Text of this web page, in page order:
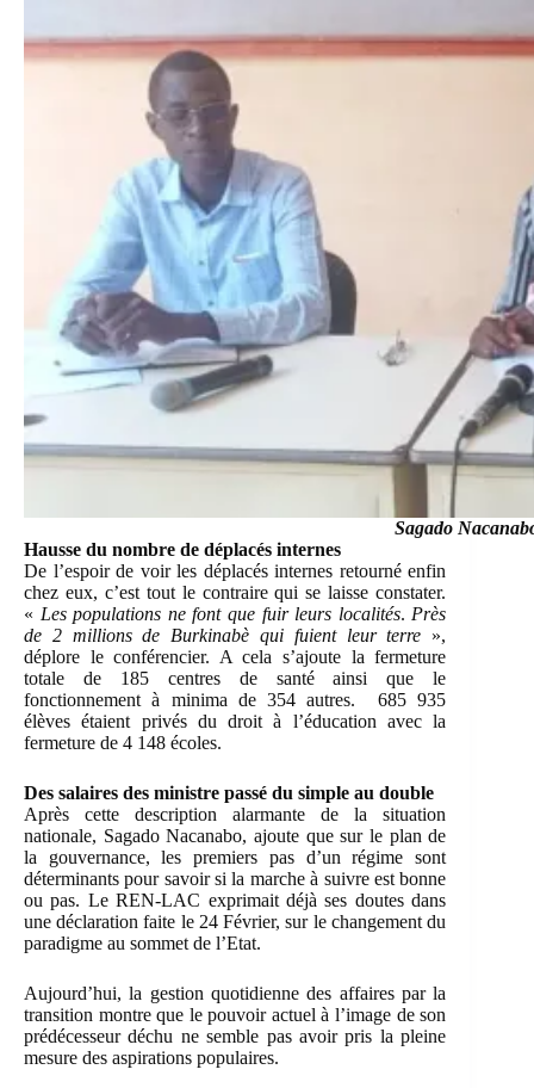
Sagado Nacanabo
Hausse du nombre de déplacés internes
De l’espoir de voir les déplacés internes retourné enfin
chez eux, c’est tout le contraire qui se laisse constater.
« Les populations ne font que fuir leurs localités.Près
de 2 millions de Burkinabè qui fuient leur terre »,
déplore le conférencier. A cela s’ajoute la fermeture
totale de 185 centres de santé ainsi que le
fonctionnement à minima de 354 autres. 685 935
élèves étaient privés du droit à l’éducation avec la
fermeture de 4 148 écoles.
Des salaires des ministre passé du simple au double
Après cette description alarmante de la situation
nationale, Sagado Nacanabo, ajoute que sur le plan de
la gouvernance, les premiers pas d’un régime sont
déterminants pour savoir si la marche à suivre est bonne
ou pas. Le REN-LAC exprimait déjà ses doutes dans
une déclaration faite le 24 Février, sur le changement du
paradigme au sommet de l’Etat.
Aujourd’hui, la gestion quotidienne des affaires par la
transition montre que le pouvoir actuel à l’image de son
prédécesseur déchu ne semble pas avoir pris la pleine
mesure des aspirations populaires.